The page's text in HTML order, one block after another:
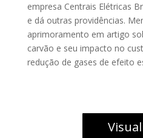
empresa Centrais Elétricas
e dá outras providências.
aprimoramento em artigo
carvão e seu impacto no
redução de gases de efeito